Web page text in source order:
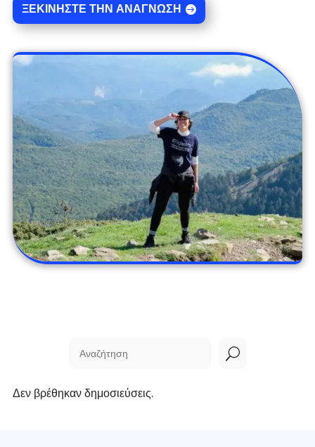
ΞΕΚΙΝΉΣΤΕ ΤΗΝ ΑΝΆΓΝΩΣΗ
U
Δεν βρέθηκαν δημοσιεύσεις.